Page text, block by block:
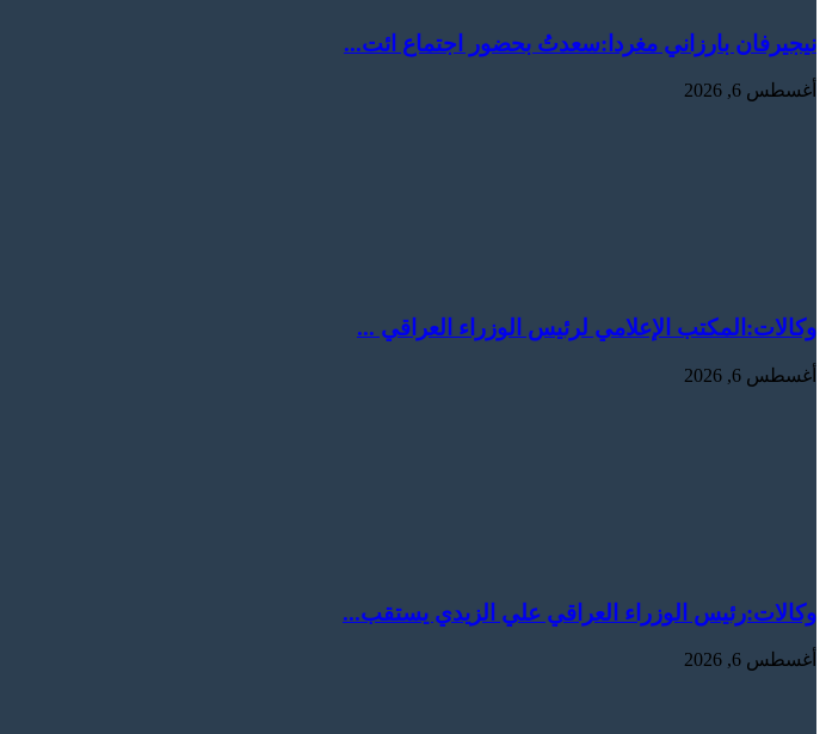
نيجيرفان بارزاني مغردا:سعدتُ بحضور اجتماع ائت...
أغسطس 6, 2026
وكالات:المكتب الإعلامي لرئيس الوزراء العراقي ...
أغسطس 6, 2026
وكالات:‏رئيس الوزراء العراقي علي الزيدي يستقب...
أغسطس 6, 2026